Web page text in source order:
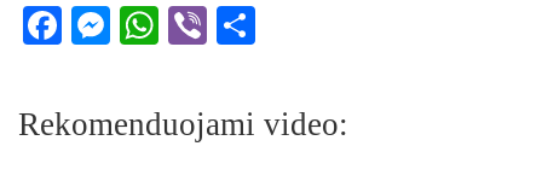
Facebook
Messenger
WhatsApp
Viber
Rekomenduojami video: